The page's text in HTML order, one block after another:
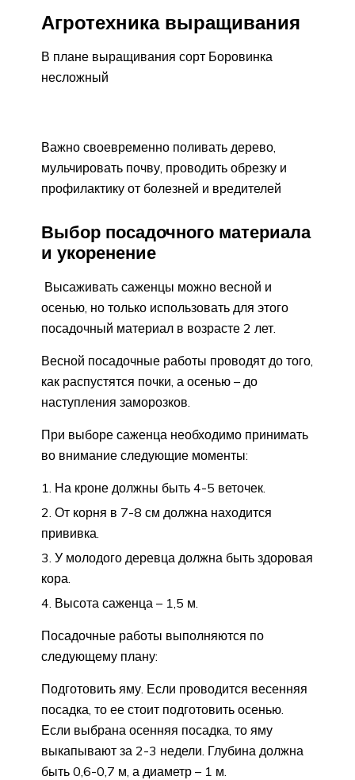
Агротехника выращивания
В плане выращивания сорт Боровинка
несложный
Важно своевременно поливать дерево,
мульчировать почву, проводить обрезку и
профилактику от болезней и вредителей
Выбор посадочного материала
и укоренение
Высаживать саженцы можно весной и
осенью, но только использовать для этого
посадочный материал в возрасте 2 лет.
Весной посадочные работы проводят до того,
как распустятся почки, а осенью – до
наступления заморозков.
При выборе саженца необходимо принимать
во внимание следующие моменты:
На кроне должны быть 4-5 веточек.
От корня в 7-8 см должна находится
прививка.
У молодого деревца должна быть здоровая
кора.
Высота саженца – 1,5 м.
Посадочные работы выполняются по
следующему плану:
Подготовить яму. Если проводится весенняя
посадка, то ее стоит подготовить осенью.
Если выбрана осенняя посадка, то яму
выкапывают за 2-3 недели. Глубина должна
быть 0,6-0,7 м, а диаметр – 1 м.